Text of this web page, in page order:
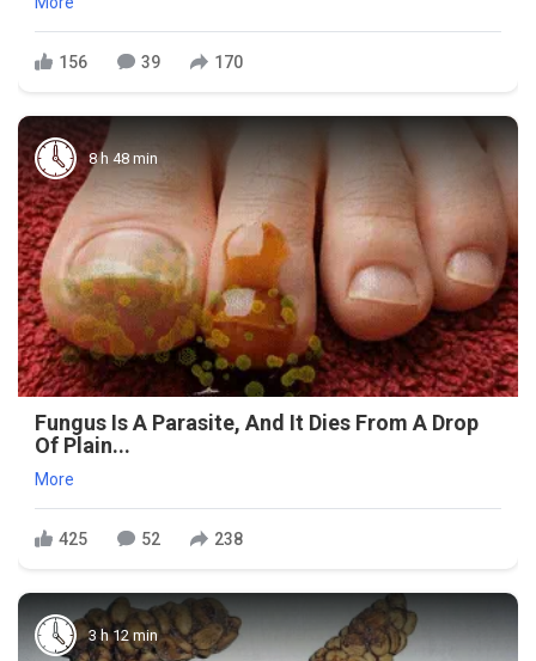
156 39 170
8 h 48 min
Fungus Is A Parasite, And It Dies From A Drop
Of Plain...
More
425 52 238
3 h 12 min